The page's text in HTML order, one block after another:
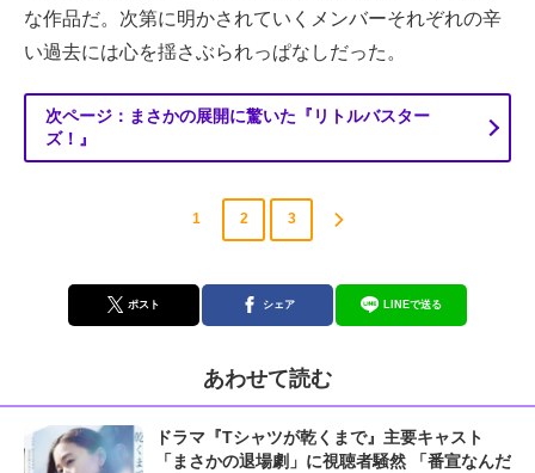
な作品だ。次第に明かされていくメンバーそれぞれの辛
い過去には心を揺さぶられっぱなしだった。
次ページ：まさかの展開に驚いた『リトルバスター
ズ！』
1 2 3
ポスト シェア LINEで送る
あわせて読む
ドラマ『Tシャツが乾くまで』主要キャスト
「まさかの退場劇」に視聴者騒然 「番宣なんだ